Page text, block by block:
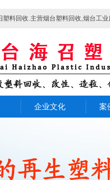
料回收.主营烟台塑料回收,烟台工
企业文化 案